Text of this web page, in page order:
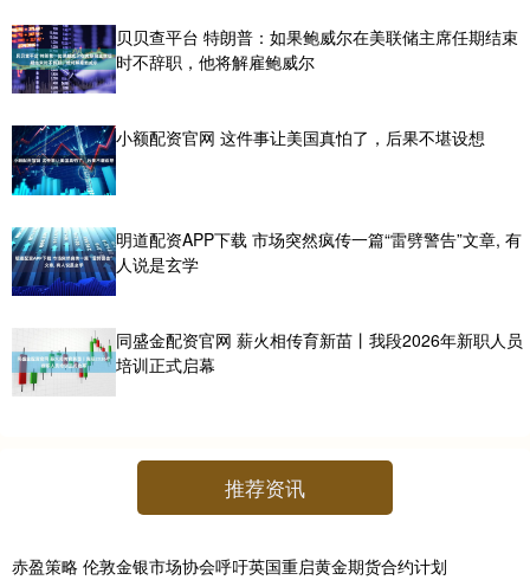
贝贝查平台 特朗普：如果鲍威尔在美联储主席任期结束
时不辞职，他将解雇鲍威尔
小额配资官网 这件事让美国真怕了，后果不堪设想
明道配资APP下载 市场突然疯传一篇“雷劈警告”文章, 有
人说是玄学
同盛金配资官网 薪火相传育新苗丨我段2026年新职人员
培训正式启幕
推荐资讯
赤盈策略 伦敦金银市场协会呼吁英国重启黄金期货合约计划